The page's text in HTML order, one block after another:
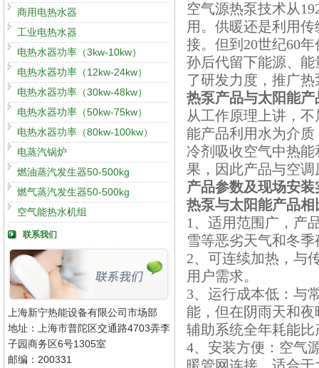
商用电热水器
工业电热水器
电热水器功率（3kw-10kw）
电热水器功率（12kw-24kw）
电热水器功率（30kw-48kw）
电热水器功率（50kw-75kw）
电热水器功率（80kw-100kw）
电蒸汽锅炉
燃油蒸汽发生器50-500kg
燃气蒸汽发生器50-500kg
空气能热水机组
联系我们
上海新宁热能设备有限公司市场部
地址：上海市普陀区交通路4703弄李
子园商务区6号1305室
邮编：200331
空气源热泵技术从
用。供暖还是利用
接。但到20世纪60
孙后代留下能源、
了研发力度，推广
热泵产品与太阳能产
从工作原理上讲，
能产品利用水为介
冷剂吸收空气中热
果，因此产品与空调
产品参数及现场安装
热泵与太阳能产品相
1、适用范围广，产
雪等恶劣天气和冬
2、可连续加热，与
用户需求。
3、运行成本低：与
能，但在阴雨天和
辅助系统全年耗能
4、安装方便：空气